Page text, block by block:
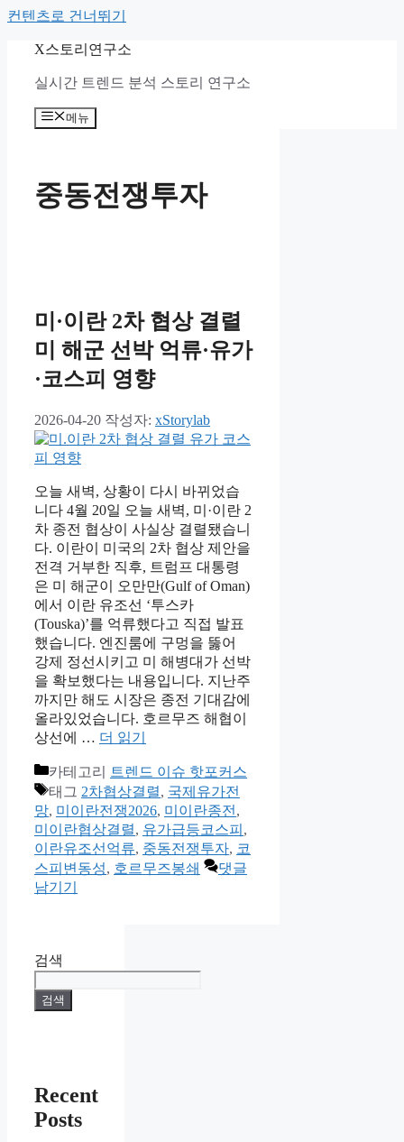
컨텐츠로 건너뛰기
X스토리연구소
실시간 트렌드 분석 스토리 연구소
메뉴
중동전쟁투자
미·이란 2차 협상 결렬
미 해군 선박 억류·유가
·코스피 영향
2026-04-20 작성자: xStorylab
오늘 새벽, 상황이 다시 바뀌었습
니다 4월 20일 오늘 새벽, 미·이란 2
차 종전 협상이 사실상 결렬됐습니
다. 이란이 미국의 2차 협상 제안을
전격 거부한 직후, 트럼프 대통령
은 미 해군이 오만만(Gulf of Oman)
에서 이란 유조선 ‘투스카
(Touska)’를 억류했다고 직접 발표
했습니다. 엔진룸에 구멍을 뚫어
강제 정선시키고 미 해병대가 선박
을 확보했다는 내용입니다. 지난주
까지만 해도 시장은 종전 기대감에
올라있었습니다. 호르무즈 해협이
상선에 … 더 읽기
카테고리
트렌드 이슈 핫포커스
태그 2차협상결렬, 국제유가전
망, 미이란전쟁2026, 미이란종전 ,
미이란협상결렬, 유가급등코스피 ,
이란유조선억류, 중동전쟁투자, 코
스피변동성, 호르무즈봉쇄
댓글
남기기
검색
검색
Recent
Posts